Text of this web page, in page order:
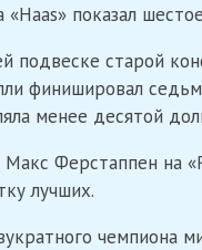
показал
подвеске старой
финишировал
менее десятой
Ферстаппен на
лучших.
чемпиона